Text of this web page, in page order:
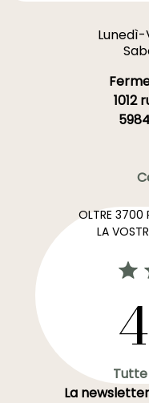
Lunedì-
1012
OLTRE 3700
LA
La